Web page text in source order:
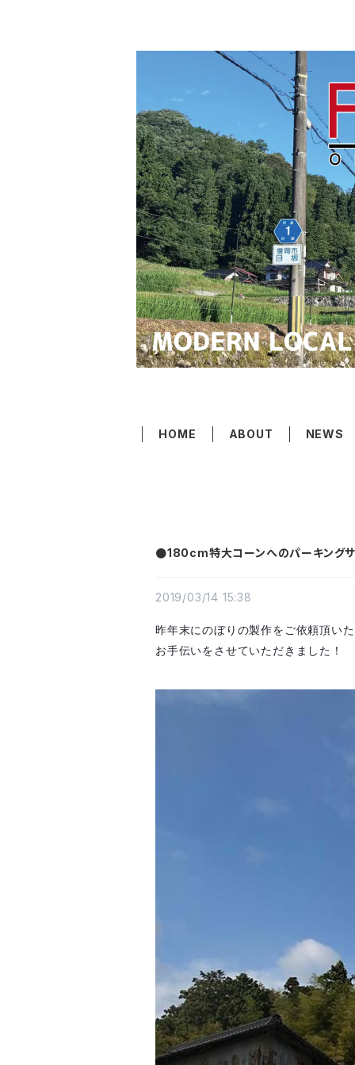
HOME ABOUT NEWS
●180cm特大コーンへのパーキングサ
2019/03/14 15:38
昨年末にのぼりの製作をご依頼頂い
お手伝いをさせていただきました！